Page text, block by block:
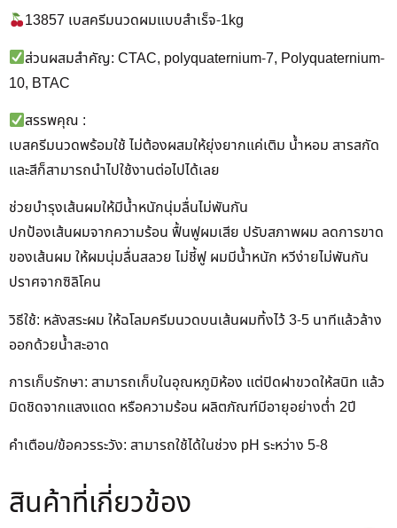
13857 เบสครีมนวดผมแบบสำเร็จ-1kg
ส่วนผสมสำคัญ: CTAC, polyquaternium-7, Polyquaternium-
10, BTAC
สรรพคุณ :
เบสครีมนวดพร้อมใช้ ไม่ต้องผสมให้ยุ่งยากแค่เติม น้ำหอม สารสกัด
และสีก็สามารถนำไปใช้งานต่อไปได้เลย
ช่วยบำรุงเส้นผมให้มีน้ำหนักนุ่มลื่นไม่พันกัน
ปกป้องเส้นผมจากความร้อน ฟื้นฟูผมเสีย ปรับสภาพผม ลดการขาด
ของเส้นผม ให้ผมนุ่มลื่นสลวย ไม่ชี้ฟู ผมมีน้ำหนัก หวีง่ายไม่พันกัน
ปราศจากซิลิโคน
วิธีใช้: หลังสระผม ให้ฉโลมครีมนวดบนเส้นผมทิ้งไว้ 3-5 นาทีแล้วล้าง
ออกด้วยน้ำสะอาด
การเก็บรักษา: สามารถเก็บในอุณหภูมิห้อง แต่ปิดฝาขวดให้สนิท แล้ว
มิดชิดจากแสงแดด หรือความร้อน ผลิตภัณฑ์มีอายุอย่างต่ำ 2ปี
คำเตือน/ข้อควรระวัง: สามารถใช้ได้ในช่วง pH ระหว่าง 5-8
สินค้าที่เกี่ยวข้อง